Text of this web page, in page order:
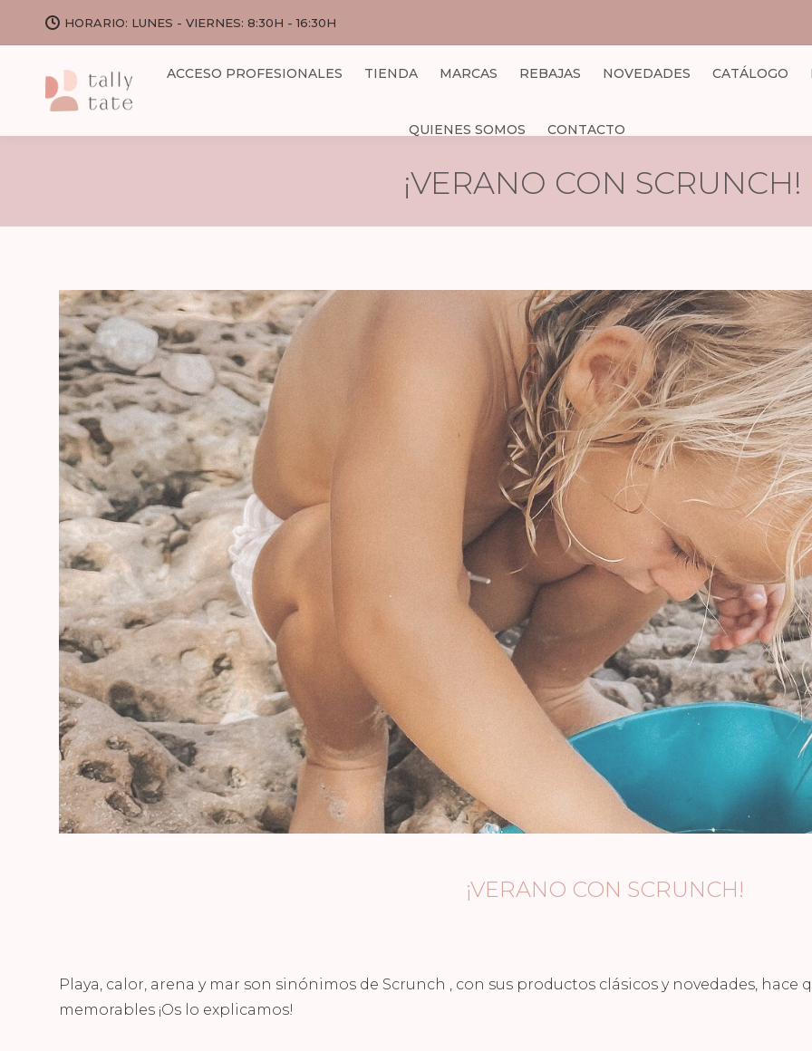
HORARIO: LUNES - VIERNES: 8:30H - 16:30H
ACCESO PROFESIONALES TIENDA MARCAS REBAJAS NOVEDADES CATÁLOGO
QUIENES SOMOS CONTACTO
¡VERANO CON SCRUNCH!
¡VERANO CON SCRUNCH!
Playa, calor, arena y mar son sinónimos de Scrunch , con sus productos clásicos y novedades, hace
memorables ¡Os lo explicamos!